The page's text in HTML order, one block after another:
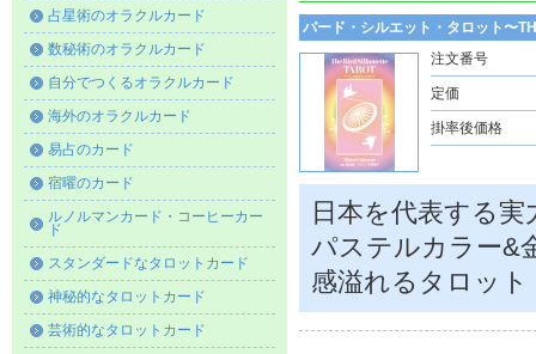
占星術のオラクルカード
数秘術のオラクルカード
自分でつくるオラクルカード
海外のオラクルカード
易占のカード
宿曜のカード
ルノルマンカード・コーヒーカー
ド
スタンダードなタロットカード
神秘的なタロットカード
芸術的なタロットカード
バード・シルエット・タロット〜
注文番号
定価
掛率後価格
日本を代表する
パステルカラー&
感溢れるタロット